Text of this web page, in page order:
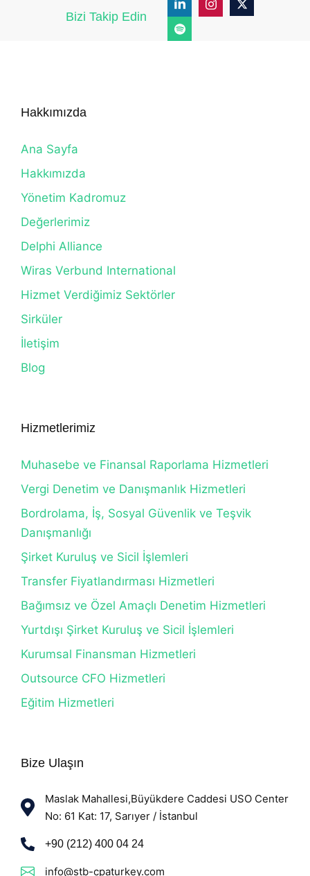
Bizi Takip Edin
Hakkımızda
Ana Sayfa
Hakkımızda
Yönetim Kadromuz
Değerlerimiz
Delphi Alliance
Wiras Verbund International
Hizmet Verdiğimiz Sektörler
Sirküler
İletişim
Blog
Hizmetlerimiz
Muhasebe ve Finansal Raporlama Hizmetleri
Vergi Denetim ve Danışmanlık Hizmetleri
Bordrolama, İş, Sosyal Güvenlik ve Teşvik
Danışmanlığı
Şirket Kuruluş ve Sicil İşlemleri
Transfer Fiyatlandırması Hizmetleri
Bağımsız ve Özel Amaçlı Denetim Hizmetleri
Yurtdışı Şirket Kuruluş ve Sicil İşlemleri
Kurumsal Finansman Hizmetleri
Outsource CFO Hizmetleri
Eğitim Hizmetleri
Bize Ulaşın
Maslak Mahallesi,Büyükdere Caddesi USO Center
No: 61 Kat: 17, Sarıyer / İstanbul
+90 (212) 400 04 24
info@stb-cpaturkey.com